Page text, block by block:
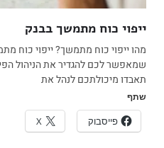
ייפוי כוח מתמשך בבנק
מהו ייפוי כוח מתמשך? ייפוי כוח
שמאפשר לכם להגדיר את הניהול
תאבדו מיכולתכם לנהל את
שתף
פייסבוק X